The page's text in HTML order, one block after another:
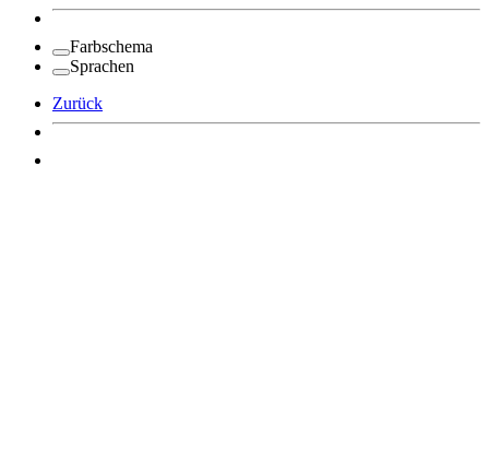
Farbschema
Sprachen
Zurück